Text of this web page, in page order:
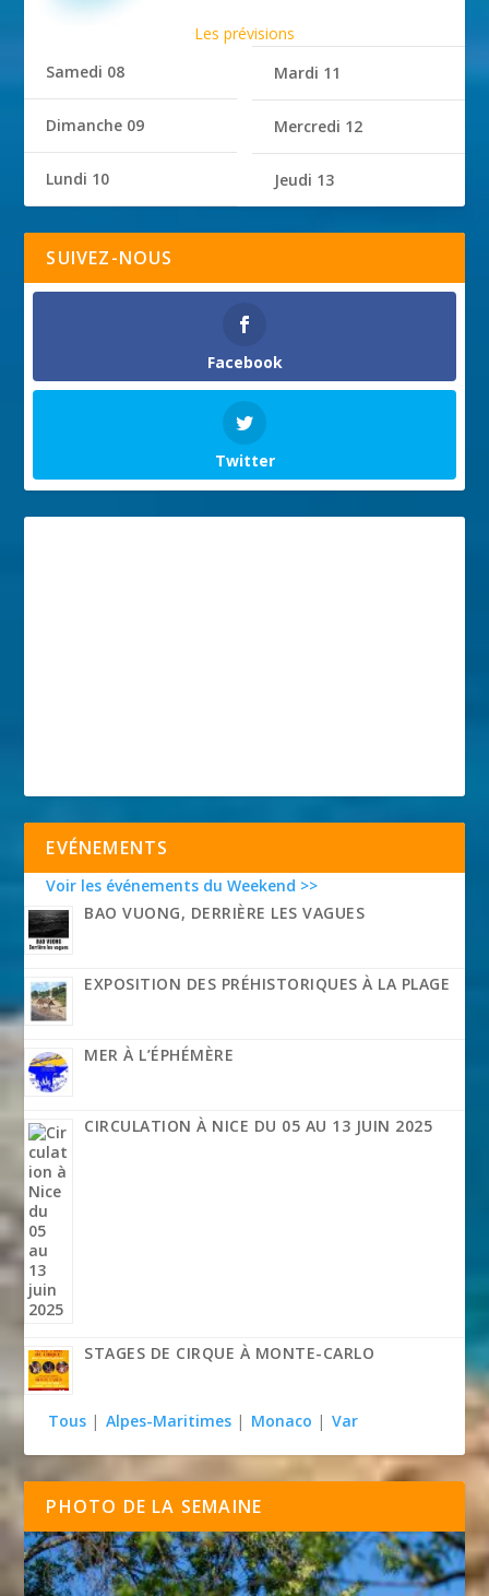
Les prévisions
Samedi 08
Dimanche 09
Lundi 10
Mardi 11
Mercredi 12
Jeudi 13
SUIVEZ-NOUS
Facebook
Twitter
EVÉNEMENTS
Voir les événements du Weekend >>
BAO VUONG, DERRIÈRE LES VAGUES
EXPOSITION DES PRÉHISTORIQUES À LA PLAGE
MER À L’ÉPHÉMÈRE
CIRCULATION À NICE DU 05 AU 13 JUIN 2025
STAGES DE CIRQUE À MONTE-CARLO
Tous | Alpes-Maritimes | Monaco | Var
PHOTO DE LA SEMAINE